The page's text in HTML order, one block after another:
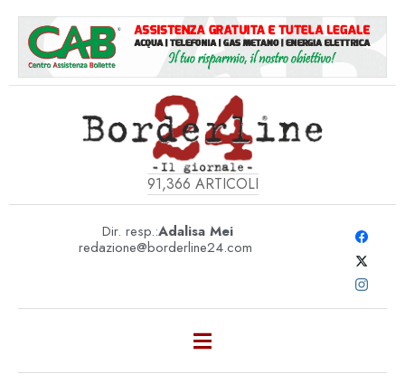
91,366 ARTICOLI
Dir. resp.:Adalisa Mei
redazione@borderline24.com